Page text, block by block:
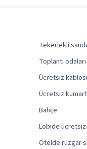
Tekerlekli
Toplantı odaları
Ücretsiz
Ücretsiz
Bahçe
Lobide
Otelde rüzgar